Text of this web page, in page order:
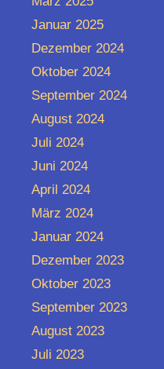
Januar 2025
Dezember 2024
Oktober 2024
September 2024
August 2024
Juli 2024
Juni 2024
April 2024
März 2024
Januar 2024
Dezember 2023
Oktober 2023
September 2023
August 2023
Juli 2023